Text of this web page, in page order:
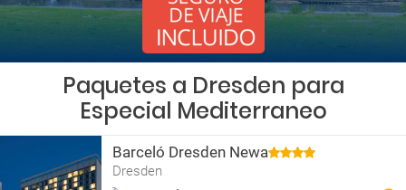
Paquetes a Dresden para
Especial Mediterraneo
Barceló Dresden Newa
Dresden